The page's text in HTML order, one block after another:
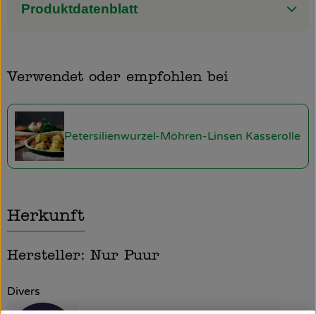
Produktdatenblatt
Verwendet oder empfohlen bei
Petersilienwurzel-Möhren-Linsen Kasserolle
Herkunft
Hersteller: Nur Puur
Divers